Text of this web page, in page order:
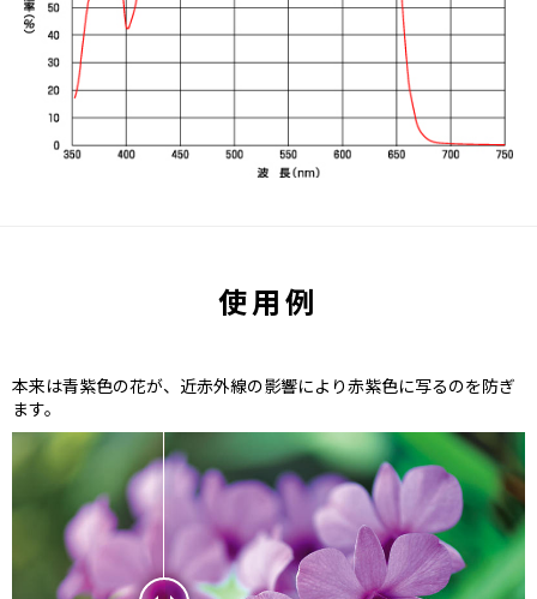
使用例
本来は青紫色の花が、近赤外線の影響により赤紫色に写るのを防ぎ
ます。